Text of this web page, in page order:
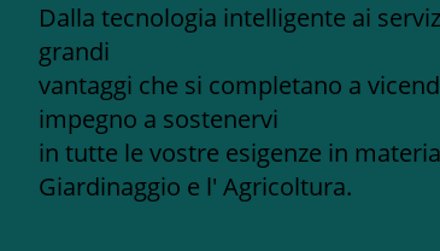
Dalla tecnologia intelligente ai
grandi
vantaggi che si completano a
impegno a sostenervi
in tutte le vostre esigenze in
Giardinaggio e l' Agricoltura.